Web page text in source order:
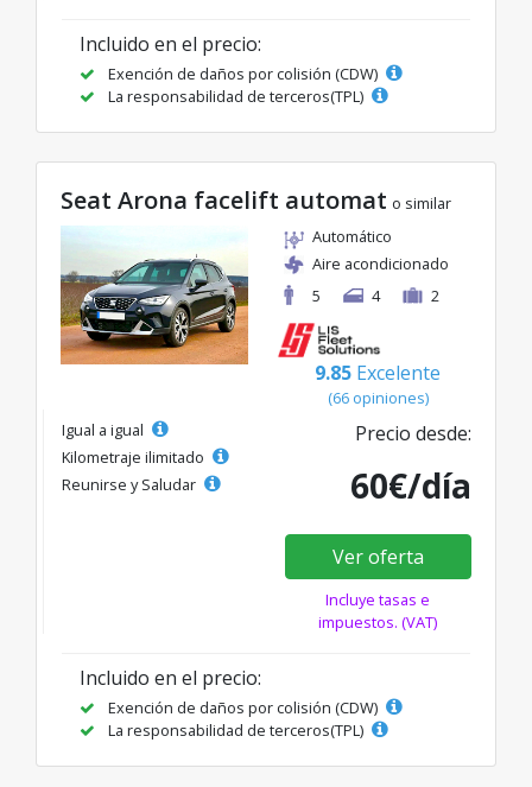
Incluido en el precio:
Exención de daños por colisión (CDW)
La responsabilidad de terceros(TPL)
Seat Arona facelift automat o similar
Automático
Aire acondicionado
5
4 2
9.85 Excelente
(66 opiniones)
Igual a igual
Kilometraje ilimitado
Reunirse y Saludar
Precio desde:
60€/día
Ver oferta
Incluye tasas e
impuestos. (VAT)
Incluido en el precio:
Exención de daños por colisión (CDW)
La responsabilidad de terceros(TPL)